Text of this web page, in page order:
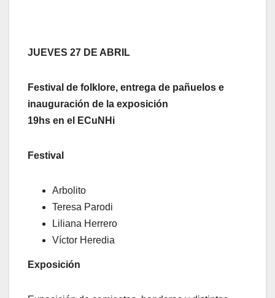
JUEVES 27 DE ABRIL
Festival de folklore, entrega de pañuelos e
inauguración de la exposición
19hs en el ECuNHi
Festival
Arbolito
Teresa Parodi
Liliana Herrero
Víctor Heredia
Exposición